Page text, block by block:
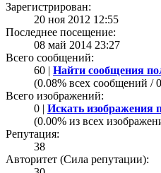
Зарегистрирован:
20 ноя 2012 12:55
Последнее посещение:
08 май 2014 23:27
Всего сообщений:
60 | Найти сообщения
(0.08% всех сообщений /
Всего изображений:
0 | Искать изображения
(0.00% из всех
Репутация:
38
Авторитет (Сила репутации):